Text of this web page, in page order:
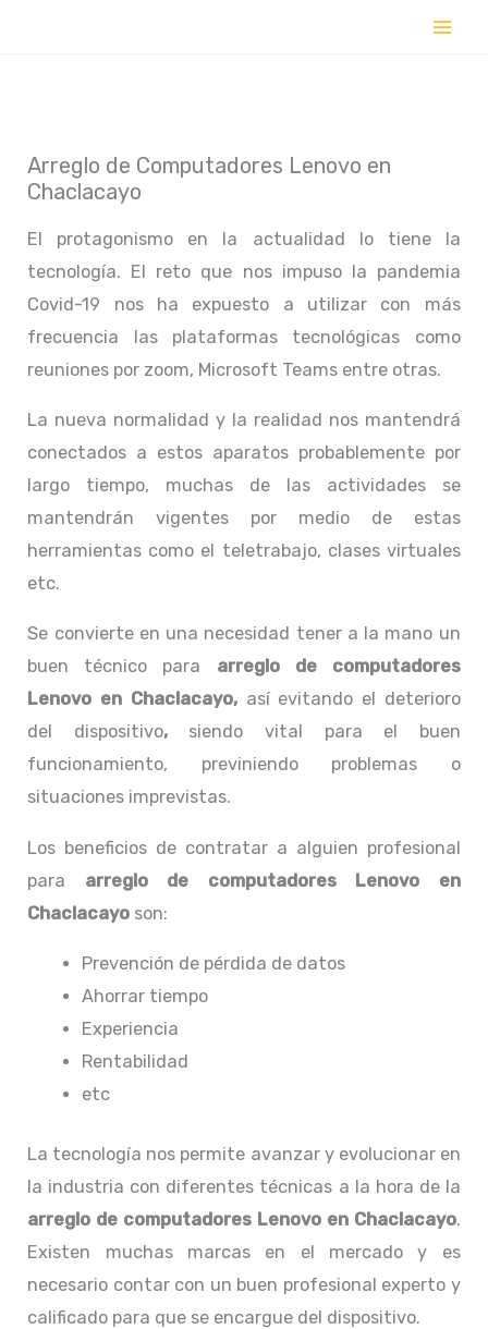
Arreglo de Computadores Lenovo en
Chaclacayo
El protagonismo en la actualidad lo tiene la
tecnología. El reto que nos impuso la pandemia
Covid-19 nos ha expuesto a utilizar con más
frecuencia las plataformas tecnológicas como
reuniones por zoom, Microsoft Teams entre otras.
La nueva normalidad y la realidad nos mantendrá
conectados a estos aparatos probablemente por
largo tiempo, muchas de las actividades se
mantendrán vigentes por medio de estas
herramientas como el teletrabajo, clases virtuales
etc.
Se convierte en una necesidad tener a la mano un
buen técnico para arreglo de computadores
Lenovo en Chaclacayo, así evitando el deterioro
del dispositivo, siendo vital para el buen
funcionamiento, previniendo problemas o
situaciones imprevistas.
Los beneficios de contratar a alguien profesional
para arreglo de computadoresLenovo
en
Chaclacayo son:
Prevención de pérdida de datos
Ahorrar tiempo
Experiencia
Rentabilidad
etc
La tecnología nos permite avanzar y evolucionar en
la industria con diferentes técnicas a la hora de la
arreglo de computadores Lenovoen Chaclacayo.
Existen muchas marcas en el mercado y es
necesario contar con un buen profesional experto y
calificado para que se encargue del dispositivo.